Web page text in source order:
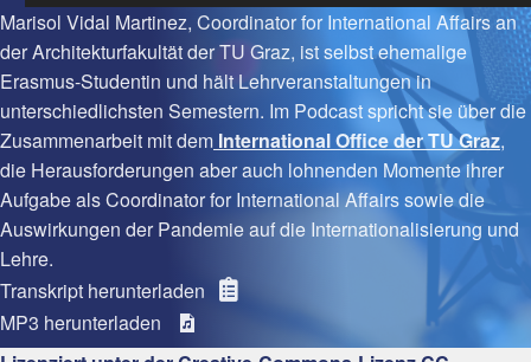
Player
Marisol Vidal Martinez, Coordinator for International Affairs an
der Architekturfakultät der TU Graz, ist selbst ehemalige
Erasmus-Studentin und hält Lehrveranstaltungen in
unterschiedlichsten Semestern. Im Podcast spricht sie über die
Zusammenarbeit mit dem International Office der TU Graz,
die Herausforderungen aber auch lohnenden Momente ihrer
Aufgabe als Coordinator for International Affairs sowie die
Auswirkungen der Pandemie auf die Internationalisierung und
Lehre.
Transkript herunterladen
MP3 herunterladen